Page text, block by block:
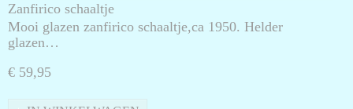
Zanfirico schaaltje
Mooi glazen zanfirico schaaltje,ca 1950. Helder
glazen…
€ 59,95